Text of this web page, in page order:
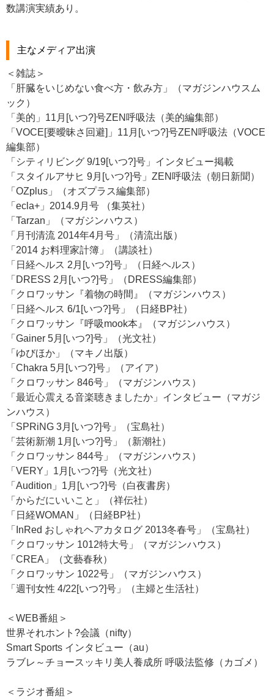
数講演実績あり。
主なメディア出演
＜雑誌＞
「肝臓をいじめない食べ方・飲み方」（マガジンハウスム
ック）
「美的」11月[いつ?]号ZEN呼吸法（美的編集部）
「VOCE[要曖昧さ回避]」11月[いつ?]号ZEN呼吸法（VOCE
編集部）
「シティリビング 9/19[いつ?]号」インタビュー掲載
「スタイルアサヒ 9月[いつ?]号」ZEN呼吸法（朝日新聞）
「OZplus」（オズプラス編集部）
「ecla+」2014.9月号 （集英社）
「Tarzan」（マガジンハウス）
「月刊清流 2014年4月号」（清流出版）
「2014 お料理家計簿」（講談社）
「日経ヘルス 2月[いつ?]号」（日経ヘルス）
「DRESS 2月[いつ?]号」（DRESS編集部）
「クロワッサン『着物の時間』（マガジンハウス）
「日経ヘルス 6/1[いつ?]号」（日経BP社）
「クロワッサン『呼吸mook本』（マガジンハウス）
「Gainer 5月[いつ?]号」（光文社）
「ゆびほか」（マキノ出版）
「Chakra 5月[いつ?]号」（アイア）
「クロワッサン 846号」（マガジンハウス）
「最近心震える音楽聴きましたか」インタビュー（マガジ
ンハウス）
「SPRiNG 3月[いつ?]号」（宝島社）
「芸術新潮 1月[いつ?]号」（新潮社）
「クロワッサン 844号」（マガジンハウス）
「VERY」1月[いつ?]号（光文社）
「Audition」1月[いつ?]号（白夜書房）
「からだにいいこと」（祥伝社）
「日経WOMAN」（日経BP社）
「InRed おしゃれヘアカタログ 2013冬春号」（宝島社）
「クロワッサン 1012特大号」（マガジンハウス）
「CREA」（文藝春秋）
「クロワッサン 1022号」（マガジンハウス）
「週刊女性 4/22[いつ?]号」（主婦と生活社）
＜WEB番組＞
世界それホント?会議（nifty）
Smart Sports インタビュー（au）
ラブレ～チョースッキリ美人養成所 呼吸法監修（カゴメ）
＜ラジオ番組＞